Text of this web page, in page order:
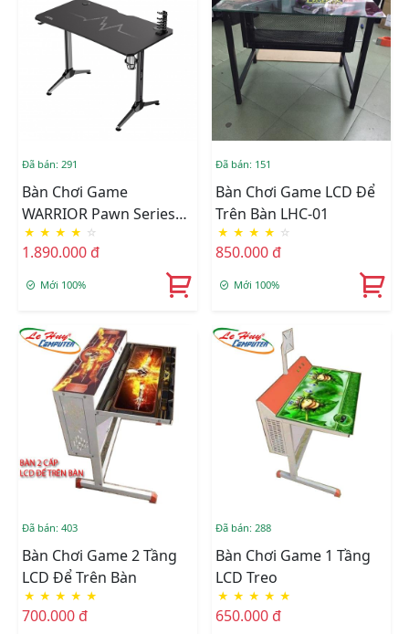
Đã bán: 291
Bàn Chơi Game
WARRIOR Pawn Series
WGT202
★ ★ ★ ★ ☆
1.890.000 đ
Mới 100%
Đã bán: 151
Bàn Chơi Game LCD Để
Trên Bàn LHC-01
★ ★ ★ ★ ☆
850.000 đ
Mới 100%
Đã bán: 403
Bàn Chơi Game 2 Tầng
LCD Để Trên Bàn
★ ★ ★ ★ ★
700.000 đ
Đã bán: 288
Bàn Chơi Game 1 Tầng
LCD Treo
★ ★ ★ ★ ★
650.000 đ